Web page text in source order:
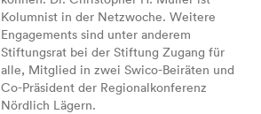
Kolumnist in der Netzwoche. Weitere
Engagements sind unter anderem
Stiftungsrat bei der Stiftung Zugang für
alle, Mitglied in zwei Swico-Beiräten und
Co-Präsident der Regionalkonferenz
Nördlich Lägern.